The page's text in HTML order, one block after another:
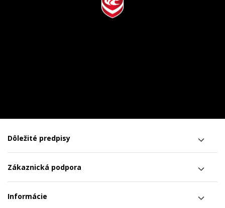
Dôležité predpisy
Zákaznická podpora
Informácie